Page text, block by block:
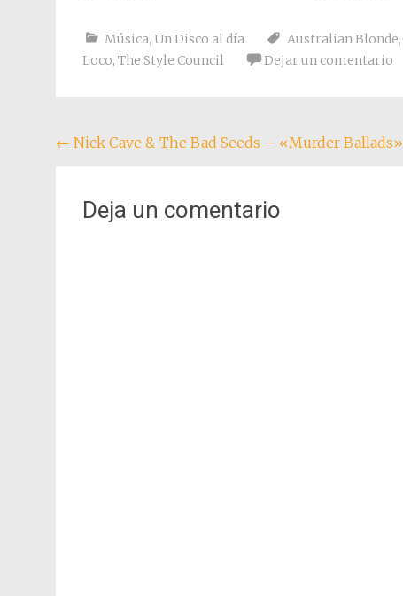
Música, Un Disco al día Australian Blonde,
Loco, The Style Council Dejar un comentario
Navegación
entradas
← Nick Cave & The Bad Seeds – «Murder Ballads»
Deja un comentario